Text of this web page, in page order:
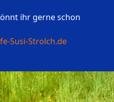
ihr gerne schon
Susi-Strolch.de